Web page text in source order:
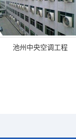
池州中央空调工程